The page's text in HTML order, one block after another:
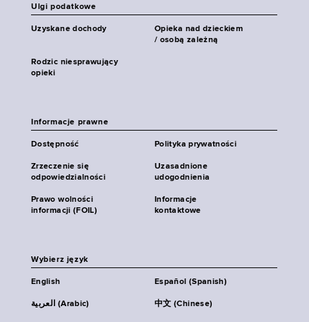
Ulgi podatkowe
Uzyskane dochody
Opieka nad dzieckiem
/ osobą zależną
Rodzic niesprawujący
opieki
Informacje prawne
Dostępność Polityka prywatności
Zrzeczenie się
odpowiedzialności
Uzasadnione
udogodnienia
Prawo wolności
informacji (FOIL)
Informacje
kontaktowe
Wybierz język
English Español (Spanish)
العربية (Arabic) 中文 (Chinese)